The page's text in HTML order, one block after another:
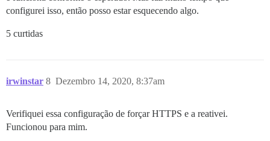
configurei isso, então posso estar esquecendo algo.
5 curtidas
irwinstar Dezembro 14, 2020, 8:37am
8
Verifiquei essa configuração de forçar HTTPS e a reativei.
Funcionou para mim.